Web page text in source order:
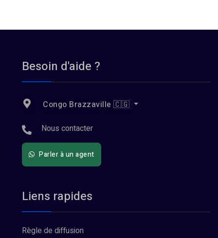
Besoin d'aide ?
Congo Brazzaville 🇨🇬
Nous contacter
Parler à un agent
Liens rapides
Règle de diffusion